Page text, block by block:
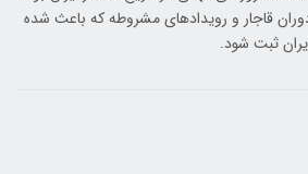
دوران قاجار و رویدادهای مشروطه که باعث شده
ثبت شود.